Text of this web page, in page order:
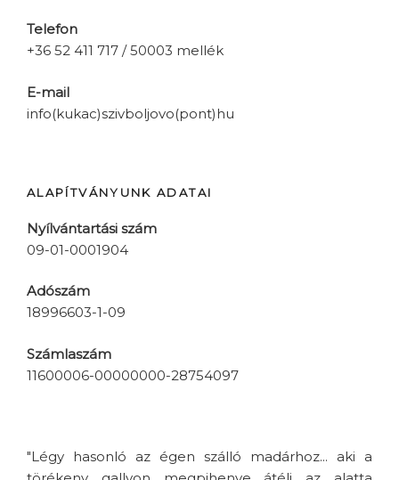
Telefon
+36 52 411 717 / 50003 mellék
E-mail
info(kukac)szivboljovo(pont)hu
ALAPÍTVÁNYUNK ADATAI
Nyílvántartási szám
09-01-0001904
Adószám
18996603-1-09
Számlaszám
11600006-00000000-28754097
"Légy hasonló az égen szálló madárhoz... aki a